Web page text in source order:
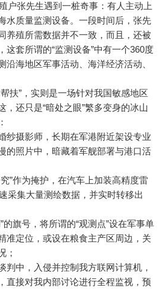
张先生遇到一桩奇事：有人主动上
水质量监测设备。一段时间后，张先
养殖所需数据并不一致，而且，还被
这套所谓的“监测设备”中有一个360度
沿海地区军事活动、海洋经济活动、
”，实则是一场针对我国敏感地区
，还只是“暗处之眼”繁多变身的冰山
摄影师，长期在军港附近架设专业
的照片中，暗藏着军舰部署与港口活
作为掩护，在汽车上加装高精度雷
采集大量测绘数据，并实时转移出
旗号，将所谓的“观测点”设在军事单
准定位，或设在粮食主产区周边，关
；
中，入侵并控制我方联网计算机，
直接对我内部讨论进行全程监视，预